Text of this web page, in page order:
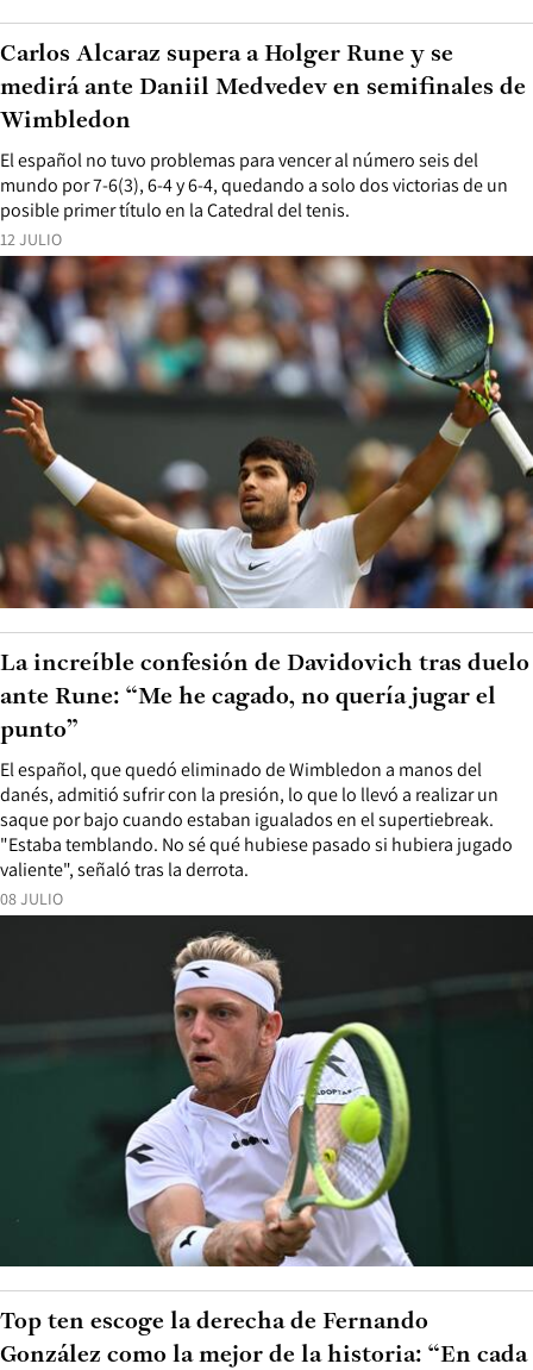
12 JULIO
El español no tuvo problemas para vencer al número seis del
mundo por 7-6(3), 6-4 y 6-4, quedando a solo dos victorias de un
posible primer título en la Catedral del tenis.
Carlos Alcaraz supera a Holger Rune y se
medirá ante Daniil Medvedev en semifinales de
Wimbledon
08 JULIO
El español, que quedó eliminado de Wimbledon a manos del
danés, admitió sufrir con la presión, lo que lo llevó a realizar un
saque por bajo cuando estaban igualados en el supertiebreak.
"Estaba temblando. No sé qué hubiese pasado si hubiera jugado
valiente", señaló tras la derrota.
La increíble confesión de Davidovich tras duelo
ante Rune: “Me he cagado, no quería jugar el
punto”
Top ten escoge la derecha de Fernando
González como la mejor de la historia: “En cada